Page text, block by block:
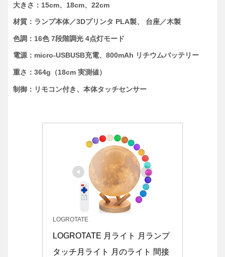
大きさ：15cm、18cm、22cm
材質：ランプ本体／3Dプリンタ PLA製、 台座／木製
色調：16色 7段階調光 4点灯モード
電源：micro-USBUSB充電、800mAh リチウムバッテリー
重さ：364g（18cm 実測値）
制御：リモコン付き、本体タッチセンサー
LOGROTATE
LOGROTATE 月ライト 月ランプ
タッチ月ライト 月のライト 間接